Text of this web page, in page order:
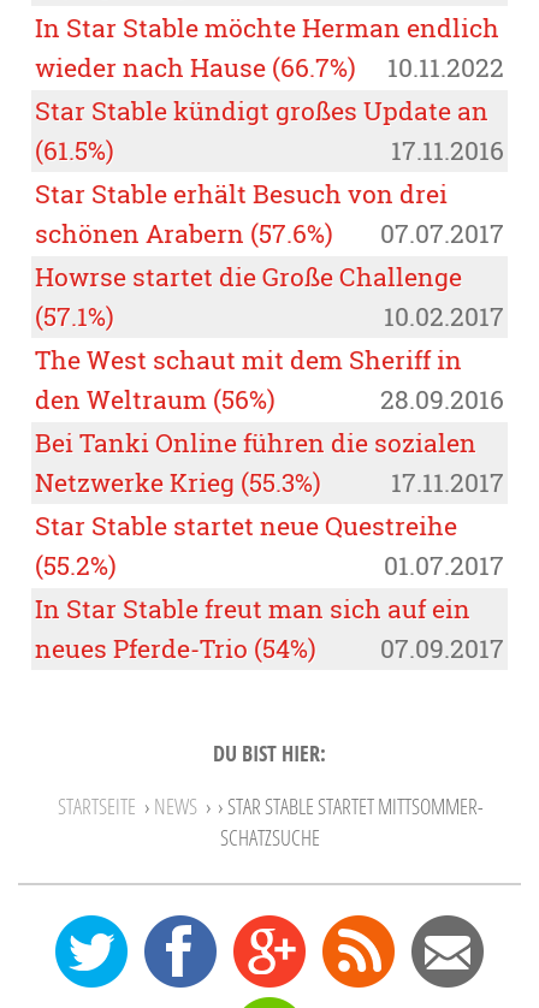
In Star Stable möchte Herman endlich
wieder nach Hause (66.7%)
10.11.2022
Star Stable kündigt großes Update an
(61.5%)
17.11.2016
Star Stable erhält Besuch von drei
schönen Arabern (57.6%)
07.07.2017
Howrse startet die Große Challenge
(57.1%)
10.02.2017
The West schaut mit dem Sheriff in
den Weltraum (56%)
28.09.2016
Bei Tanki Online führen die sozialen
Netzwerke Krieg (55.3%)
17.11.2017
Star Stable startet neue Questreihe
(55.2%)
01.07.2017
In Star Stable freut man sich auf ein
neues Pferde-Trio (54%)
07.09.2017
DU BIST HIER:
STARTSEITE › NEWS › › STAR STABLE STARTET MITTSOMMER-
SCHATZSUCHE
0 12 27 Feed Mail